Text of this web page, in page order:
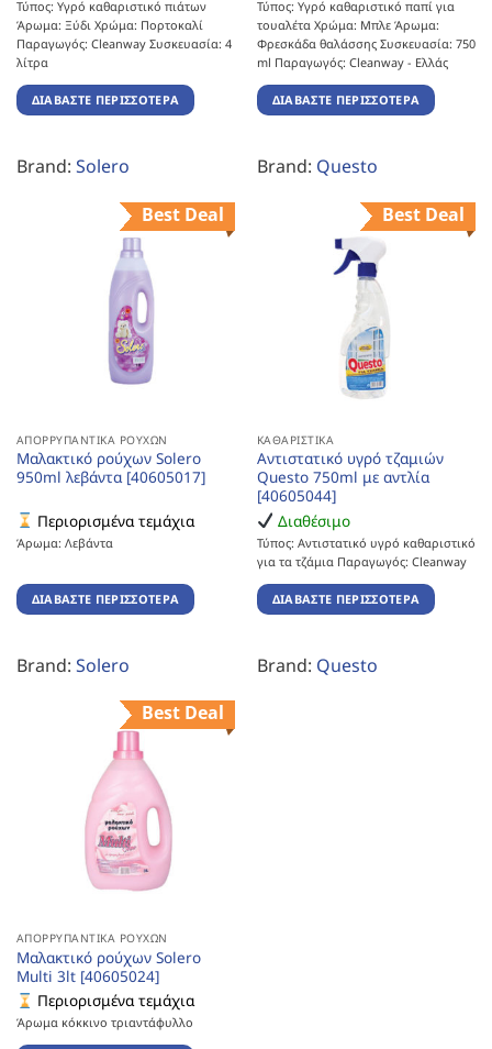
Τύπος: Υγρό καθαριστικό πιάτων
Άρωμα: Ξύδι Χρώμα: Πορτοκαλί
Παραγωγός: Cleanway Συσκευασία: 4
λίτρα
ΔΙΑΒΆΣΤΕ ΠΕΡΙΣΣΌΤΕΡΑ
Brand: Solero
Τύπος: Υγρό καθαριστικό παπί για
τουαλέτα Χρώμα: Μπλε Άρωμα:
Φρεσκάδα θαλάσσης Συσκευασία: 750
ml Παραγωγός: Cleanway - Ελλάς
ΔΙΑΒΆΣΤΕ ΠΕΡΙΣΣΌΤΕΡΑ
Brand: Questo
Best Deal
ΑΠΟΡΡΥΠΑΝΤΙΚΆ ΡΟΎΧΩΝ
Μαλακτικό ρούχων Solero
950ml λεβάντα [40605017]
Περιορισμένα τεμάχια
Άρωμα: Λεβάντα
ΔΙΑΒΆΣΤΕ ΠΕΡΙΣΣΌΤΕΡΑ
Brand: Solero
Best Deal
ΚΑΘΑΡΙΣΤΙΚΆ
Αντιστατικό υγρό τζαμιών
Questo 750ml με αντλία
[40605044]
Διαθέσιμο
Τύπος: Αντιστατικό υγρό καθαριστικό
για τα τζάμια Παραγωγός: Cleanway
ΔΙΑΒΆΣΤΕ ΠΕΡΙΣΣΌΤΕΡΑ
Brand: Questo
Best Deal
ΑΠΟΡΡΥΠΑΝΤΙΚΆ ΡΟΎΧΩΝ
Μαλακτικό ρούχων Solero
Multi 3lt [40605024]
Περιορισμένα τεμάχια
Άρωμα κόκκινο τριαντάφυλλο